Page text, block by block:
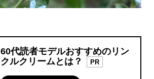
60代読者モデルおすすめのリン
クルクリームとは？
PR